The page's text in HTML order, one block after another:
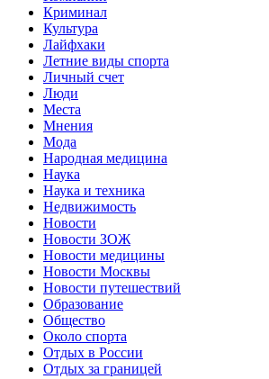
Криминал
Культура
Лайфхаки
Летние виды спорта
Личный счет
Люди
Места
Мнения
Мода
Народная медицина
Наука
Наука и техника
Недвижимость
Новости
Новости ЗОЖ
Новости медицины
Новости Москвы
Новости путешествий
Образование
Общество
Около спорта
Отдых в России
Отдых за границей